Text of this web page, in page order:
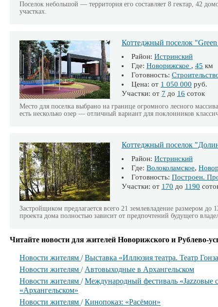
Поселок небольшой — территория его составляет 8 гектар, 42
участках.
Коттеджный поселок
Район: Истринский
Где: Новорижское , 45 км
Готовность:
Цена: от 1 050 000 руб.
Участки: от 7 до 16 соток
Место для поселка выбрано на границе огромного лесного
есть несколько озер — отличный вариант для поклонников
Коттеджный поселок
Район: Истринский
Где: Волоколамское,
Готовность: Построен.
Участки: от 170 до 1190
Застройщиком предлагается всего 21 землевладение размером до
проекта дома полностью зависит от предпочтений будущего
Читайте новости для жителей Новорижского и Рублево-
Новости жителям /Выставка «Иллюзия театра. Театр
Новости жителям / Автовыходные в Архангельском
Новости жителям /Международный фестиваль «Jazzовые
«Архангельском»
Новости жителям /Кинопоказ: «Расёмон»